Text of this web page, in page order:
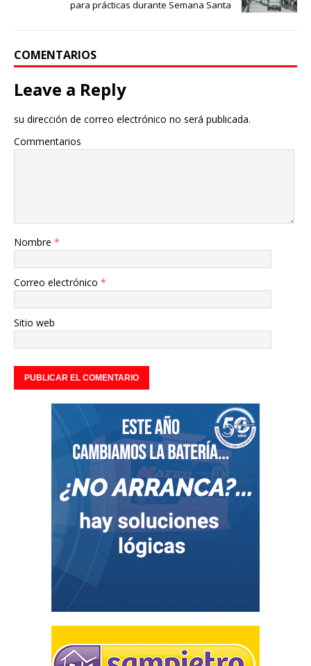
para prácticas durante Semana Santa
COMENTARIOS
Leave a Reply
su dirección de correo electrónico no será publicada.
Commentarios
Nombre *
Correo electrónico *
Sitio web